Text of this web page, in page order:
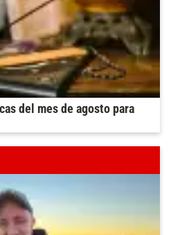
del mes de agosto para